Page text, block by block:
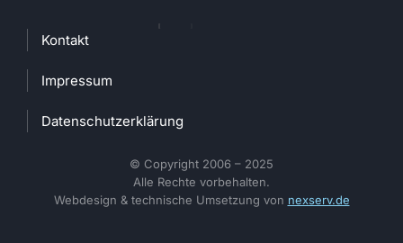
Kontakt
Impressum
Datenschutzerklärung
© Copyright 2006 – 2025
Alle Rechte vorbehalten.
Webdesign & technische Umsetzung von nexserv.de